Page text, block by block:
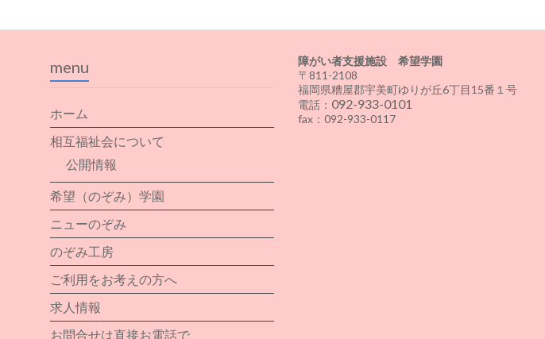
menu
ホーム
相互福祉会について
公開情報
希望（のぞみ）学園
ニューのぞみ
のぞみ工房
ご利用をお考えの方へ
求人情報
お問合せは直接お電話で
障がい者支援施設 希望学園
〒811-2108
福岡県糟屋郡宇美町ゆりが丘6丁目15番１号
電話： 092-933-0101
fax：092-933-0117